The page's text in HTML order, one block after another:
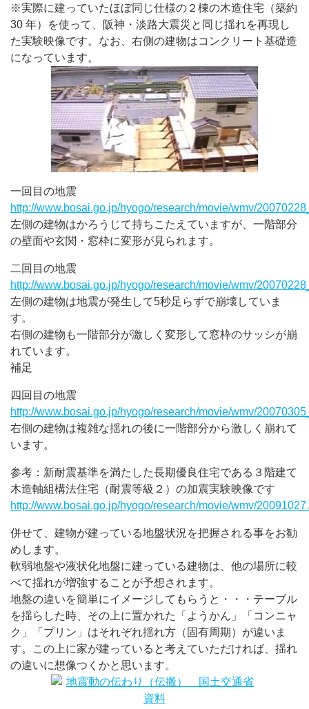
※実際に建っていたほぼ同じ仕様の２棟の木造住宅（築約
30 年）を使って、阪神・淡路大震災と同じ揺れを再現し
た実験映像です。なお、右側の建物はコンクリート基礎造
になっています。
一回目の地震
http://www.bosai.go.jp/hyogo/research/movie/wmv/
左側の建物はかろうじて持ちこたえていますが、一階部分
の壁面や玄関・窓枠に変形が見られます。
二回目の地震
http://www.bosai.go.jp/hyogo/research/movie/wmv/
左側の建物は地震が発生して5秒足らずで崩壊していま
す。
右側の建物も一階部分が激しく変形して窓枠のサッシが崩
れています。
補足
四回目の地震
http://www.bosai.go.jp/hyogo/research/movie/wmv/
右側の建物は複雑な揺れの後に一階部分から激しく崩れて
います。
参考：新耐震基準を満たした長期優良住宅である３階建て
木造軸組構法住宅（耐震等級２）の加震実験映像です
http://www.bosai.go.jp/hyogo/research/movie/wmv/
併せて、建物が建っている地盤状況を把握される事をお勧
めします。
軟弱地盤や液状化地盤に建っている建物は、他の場所に較
べて揺れが増強することが予想されます。
地盤の違いを簡単にイメージしてもらうと・・・テーブル
を揺らした時、その上に置かれた「ようかん」「コンニャ
ク」「プリン」はそれぞれ揺れ方（固有周期）が違いま
す。この上に家が建っていると考えていただければ、揺れ
の違いに想像つくかと思います。